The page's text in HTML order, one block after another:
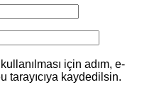
için adım, e-
tarayıcıya kaydedilsin.